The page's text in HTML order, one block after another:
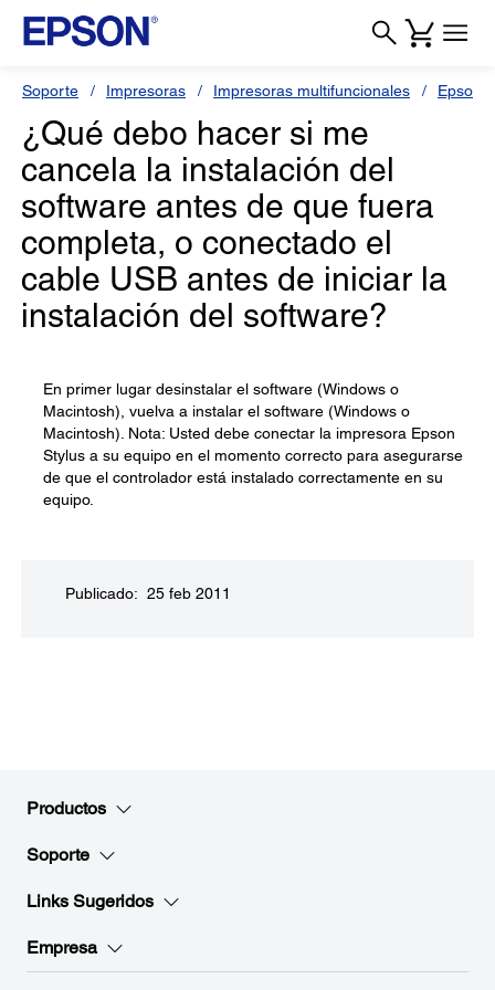
Soporte Impresoras Impresoras multifuncionales Epson
¿Qué debo hacer si me
cancela la instalación del
software antes de que fuera
completa, o conectado el
cable USB antes de iniciar la
instalación del software?
En primer lugar desinstalar el software (Windows o
Macintosh), vuelva a instalar el software (Windows o
Macintosh). Nota: Usted debe conectar la impresora Epson
Stylus a su equipo en el momento correcto para asegurarse
de que el controlador está instalado correctamente en su
equipo.
Publicado: 25 feb 2011
Productos
Soporte
Links Sugeridos
Empresa